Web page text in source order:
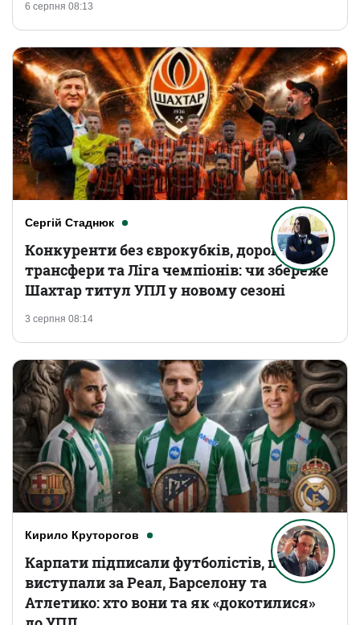
6 серпня 08:13
Сергій Стаднюк
3 серпня 08:14
Конкуренти без єврокубків, дорогі
трансфери та Ліга чемпіонів: чи збереже
Шахтар титул УПЛ у новому сезоні
Кирило Круторогов
Карпати підписали футболістів, що
виступали за Реал, Барселону та
Атлетико: хто вони та як «докотилися»